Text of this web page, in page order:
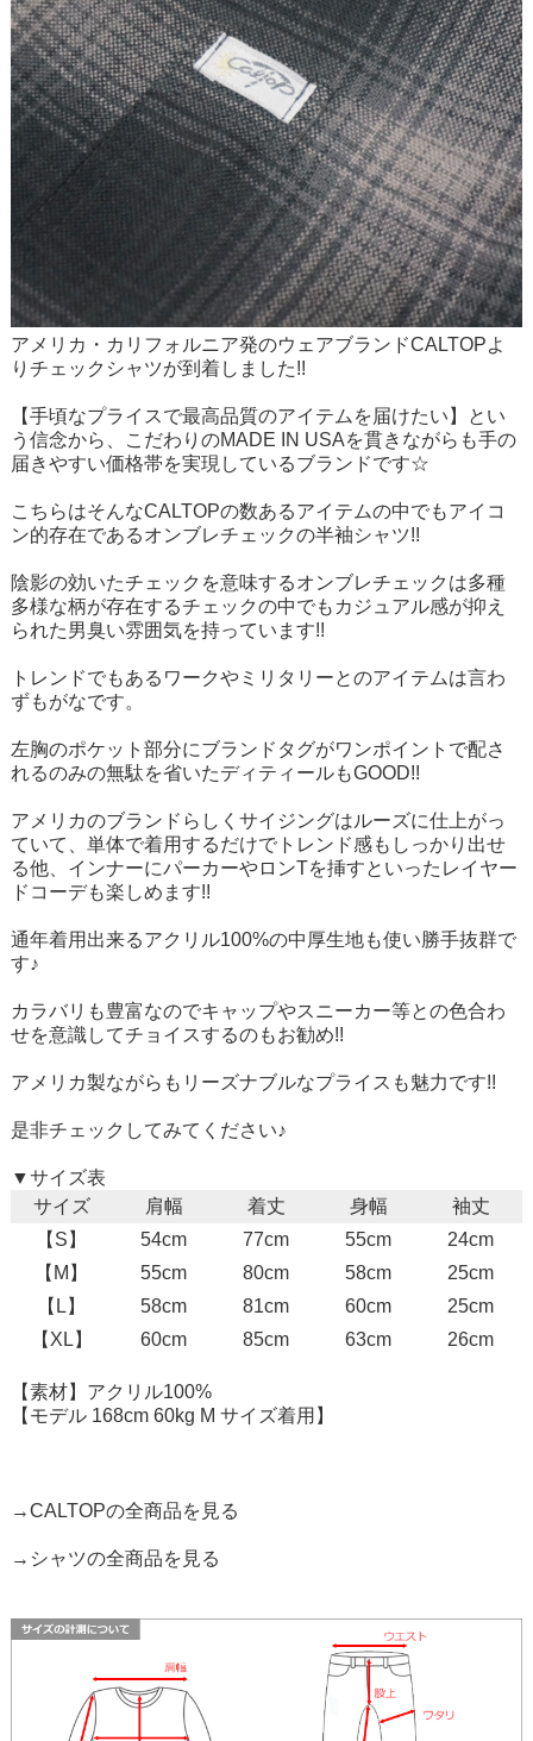
アメリカ・カリフォルニア発のウェアブランドCALTOPよ
りチェックシャツが到着しました!!
【手頃なプライスで最高品質のアイテムを届けたい】とい
う信念から、こだわりのMADE IN USAを貫きながらも手の
届きやすい価格帯を実現しているブランドです☆
こちらはそんなCALTOPの数あるアイテムの中でもアイコ
ン的存在であるオンブレチェックの半袖シャツ!!
陰影の効いたチェックを意味するオンブレチェックは多種
多様な柄が存在するチェックの中でもカジュアル感が抑え
られた男臭い雰囲気を持っています!!
トレンドでもあるワークやミリタリーとのアイテムは言わ
ずもがなです。
左胸のポケット部分にブランドタグがワンポイントで配さ
れるのみの無駄を省いたディティールもGOOD!!
アメリカのブランドらしくサイジングはルーズに仕上がっ
ていて、単体で着用するだけでトレンド感もしっかり出せ
る他、インナーにパーカーやロンTを挿すといったレイヤー
ドコーデも楽しめます!!
通年着用出来るアクリル100%の中厚生地も使い勝手抜群で
す♪
カラバリも豊富なのでキャップやスニーカー等との色合わ
せを意識してチョイスするのもお勧め!!
アメリカ製ながらもリーズナブルなプライスも魅力です!!
是非チェックしてみてください♪
▼サイズ表
サイズ
肩幅 着丈 身幅
袖丈
【S】
54cm 77cm 55cm
24cm
【M】
55cm 80cm 58cm
25cm
【L】
58cm 81cm 60cm
25cm
【XL】
60cm 85cm 63cm 26cm
【素材】アクリル100%
【モデル 168cm 60kg M サイズ着用】
→CALTOPの全商品を見る
→シャツの全商品を見る